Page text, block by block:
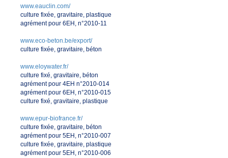
www.eauclin.com/
culture fixée, gravitaire, plastique
agrément pour 6EH, n°2010-11
www.eco-beton.be/export/
culture fixée, gravitaire, béton
www.eloywater.fr/
culture fixé, gravitaire, béton
agrément pour 4EH n°2010-014
agrément pour 6EH, n°2010-015
culture fixé, gravitaire, plastique
www.epur-biofrance.fr/
culture fixée, gravitaire, béton
agrément pour 5EH, n°2010-007
culture fixée, gravitaire, plastique
agrément pour 5EH, n°2010-006